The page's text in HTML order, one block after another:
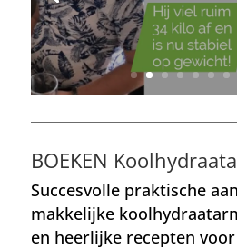
Lees meer
BOEKEN
Succesvolle praktische
makkelijke
en heerlijke recepten